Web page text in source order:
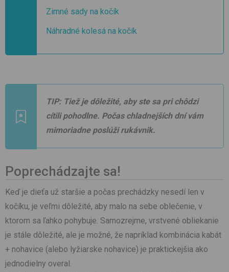
Zimné sady na kočík
Náhradné kolesá na kočík
TIP: Tiež je dôležité, aby ste sa pri chôdzi
cítili pohodlne. Počas chladnejších dní vám
mimoriadne poslúži rukávnik.
Poprechádzajte sa!
Keď je dieťa už staršie a počas prechádzky nesedí len v
kočíku, je veľmi dôležité, aby malo na sebe oblečenie, v
ktorom sa ľahko pohybuje. Samozrejme, vrstvené obliekanie
je stále dôležité, ale je možné, že napríklad kombinácia kabát
+ nohavice (alebo lyžiarske nohavice) je praktickejšia ako
jednodielny overal.